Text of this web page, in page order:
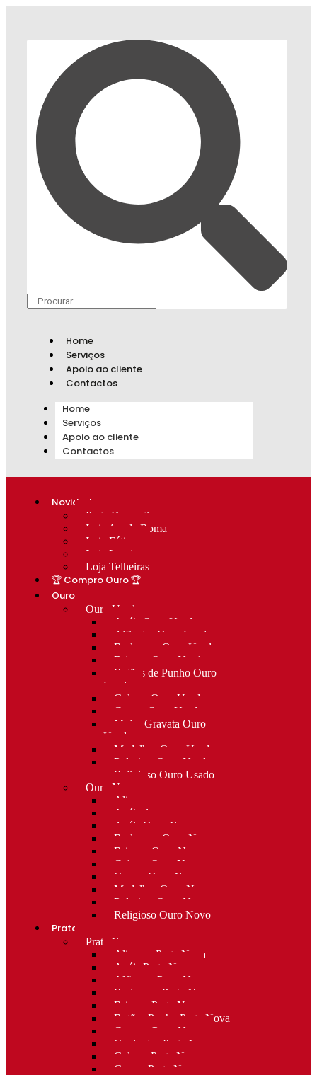
Home
Serviços
Apoio ao cliente
Contactos
Home
Serviços
Apoio ao cliente
Contactos
Novidades
Prata Decorativa
Loja Av. de Roma
Loja Fátima
Loja Lumiar
Loja Telheiras
🏆 Compro Ouro 🏆
Ouro
Ouro Usado
Anéis Ouro Usado
Alfinetes Ouro Usado
Berloques Ouro Usado
Brincos Ouro Usado
Botões de Punho Ouro
Usado
Colares Ouro Usado
Cruzes Ouro Usado
Molas Gravata Ouro
Usado
Medalhas Ouro Usado
Pulseiras Ouro Usado
Religioso Ouro Usado
Ouro Novo
Alianças
Anéis de curso
Anéis Ouro Novo
Berloques Ouro Novo
Brincos Ouro Novo
Colares Ouro Novo
Cruzes Ouro Novo
Medalhas Ouro Novo
Pulseiras Ouro Novo
Religioso Ouro Novo
Prata
Prata Nova
Alianças Prata Nova
Anéis Prata Nova
Alfinetes Prata Nova
Berloques Prata Nova
Brincos Prata Nova
Botões Punho Prata Nova
Canetas Prata Nova
Conjuntos Prata Nova
Colares Prata Nova
Cruzes Prata Nova